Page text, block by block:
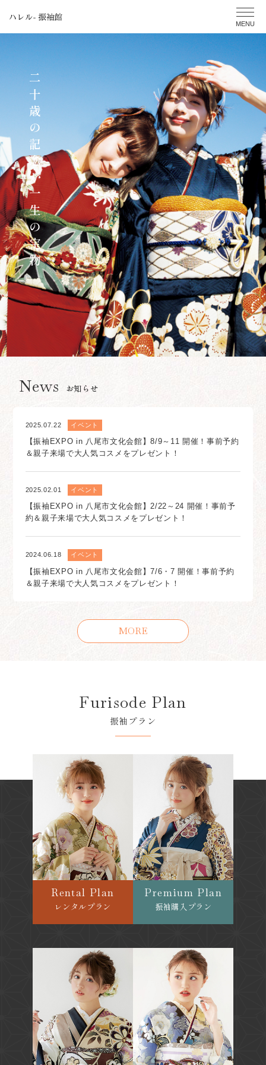
二十歳の記念が一生の宝物
News お知らせ
2025.07.22 イベント
【振袖EXPO in 八尾市文化会館】8/9～11 開催！事前予約
＆親子来場で大人気コスメをプレゼント！
2025.02.01 イベント
【振袖EXPO in 八尾市文化会館】2/22～24 開催！事前予
約＆親子来場で大人気コスメをプレゼント！
2024.06.18 イベント
【振袖EXPO in 八尾市文化会館】7/6・7 開催！事前予約
＆親子来場で大人気コスメをプレゼント！
MORE
Furisode Plan
振袖プラン
Rental Plan
レンタルプラン
Premium Plan
振袖購入プラン